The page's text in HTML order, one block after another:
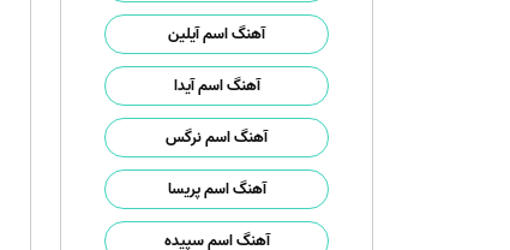
آهنگ اسم آیلین
آهنگ اسم آیدا
آهنگ اسم نرگس
آهنگ اسم پریسا
آهنگ اسم سپیده